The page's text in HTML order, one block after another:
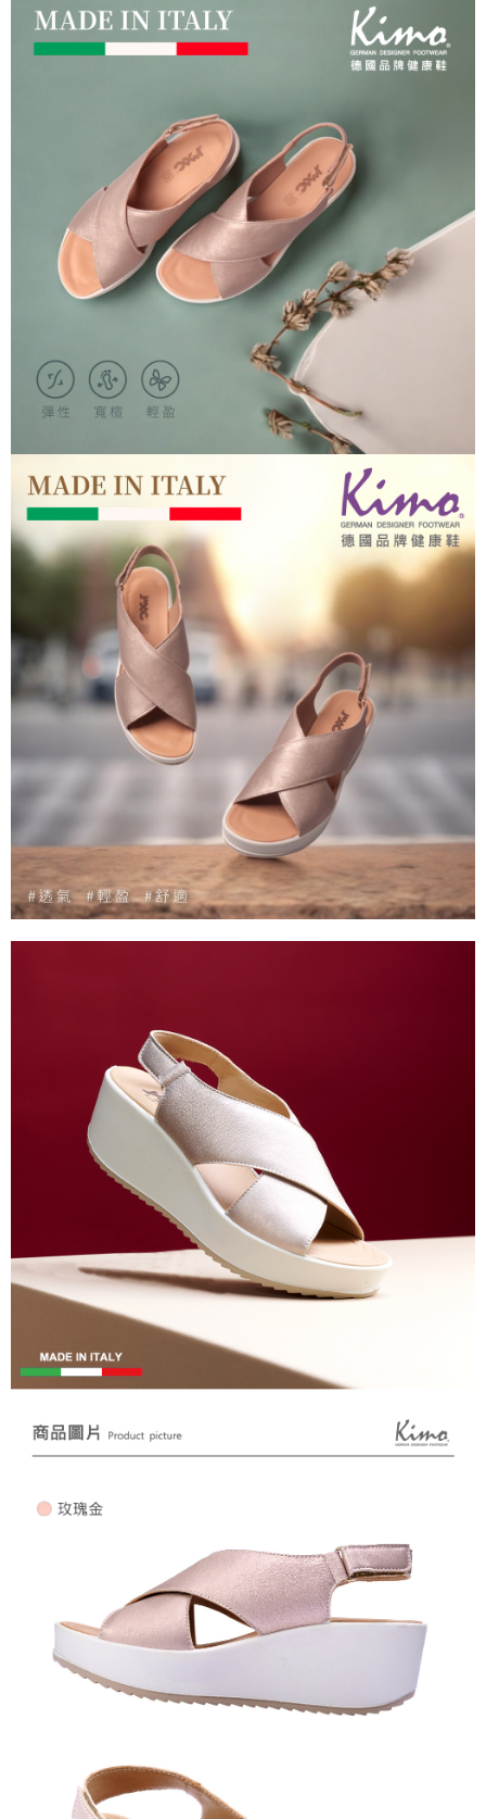
【「AFTEE先享後付」結帳流程】
１．於結帳方式選擇「AFTEE先享後付」後，將跳轉至「AFTEE先享後付」
結帳頁面，進行簡訊認證並確認金額後，即可完成結帳。
※ 請注意：結帳手續完成當下不需立刻繳費，但若您需要取消訂單，請聯絡
購買商品的店家。未經商家同意取消之訂單仍視為有效，需透過AFTEE先享
後付繳納相關費用。
※ 交易是否成功請以「AFTEE先享後付 」之結帳頁面顯示為準，若有關於
是否繳費成功／繳費後需取消欲退款等相關疑問，請聯繫「AFTEE先享後付
客戶支援中心」
https://netprotections.freshdesk.com/support/home
【注意事項】
１．透過由恩沛科技股份有限公司提供之「AFTEE先享後付」服務完成之交
易，需依本服務之必要範圍內提供個人資料，並將交易相關給付款項請求債
２．關於個人資料處理事宜，請瀏覽以下網址：
https://aftee.tw/terms/#terms3
３．未成年的使用者請事先徵得法定代理人或監護人之同意方可使用
「AFTEE先享後付」，若未經同意申辦者引起之損失，本公司不負相關責
任。
４．使用「AFTEE先享後付」時，將依據個別帳號之用戶狀況，依本公司即
時審查核予不同之上限額度；若仍有額度不足之情形，本公司將視審查結果
請求用戶進行身份認證。
５．嚴禁一人註冊多個帳號或使用他人資訊註冊。若發現惡意使用之情形，
恩沛科技股份有限公司將有權停止該用戶之使用額度並採取法律行動。
全家取貨付款
每筆NT$60，滿NT$1,000(含以上)免運費
每筆NT$60，滿NT$1,000(含以上)免運費
每筆NT$90，滿NT$1,000(含以上)免運費
貨到付款
每筆NT$60，滿NT$1,000(含以上)免運費
國家/地區配送 查看運費